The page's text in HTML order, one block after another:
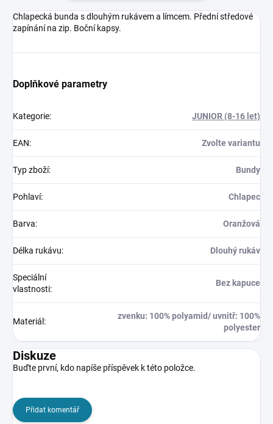
Chlapecká bunda s dlouhým rukávem a límcem. Přední středové
zapínání na zip. Boční kapsy.
Doplňkové parametry
Kategorie: JUNIOR (8-16 let)
EAN: Zvolte variantu
Typ zboží: Bundy
Pohlaví: Chlapec
Barva: Oranžová
Délka rukávu: Dlouhý rukáv
Speciální
vlastnosti:
Bez kapuce
Materiál:
zvenku: 100% polyamid/ uvnitř: 100%
polyester
Diskuze
Buďte první, kdo napíše příspěvek k této položce.
Přidat komentář